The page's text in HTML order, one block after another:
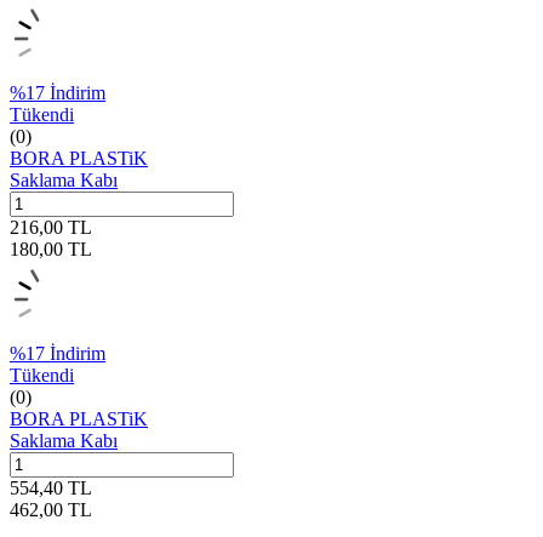
%17 İndirim
Tükendi
(0)
BORA PLASTiK
Saklama Kabı
216,00 TL
180,00 TL
%17 İndirim
Tükendi
(0)
BORA PLASTiK
Saklama Kabı
554,40 TL
462,00 TL